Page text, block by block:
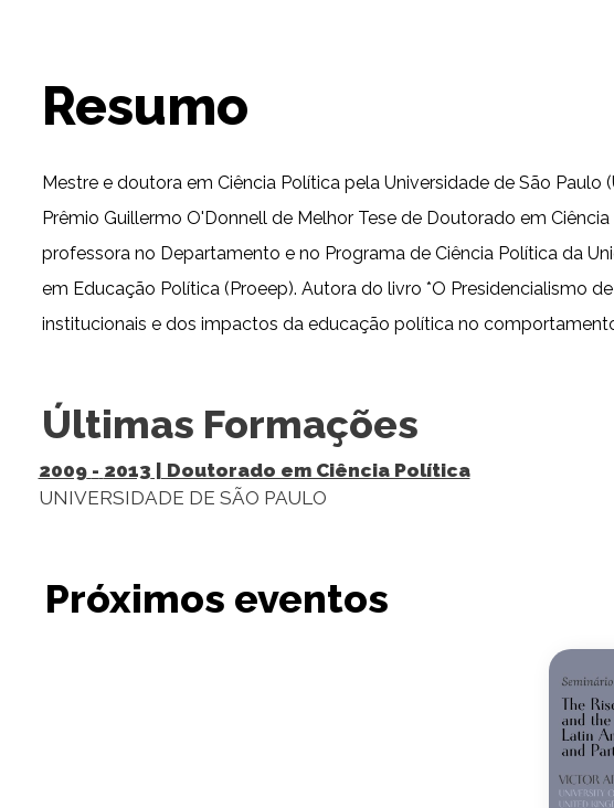
Resumo
Mestre e doutora em Ciência Política pela Universidade de São
Prêmio Guillermo O'Donnell de Melhor Tese de Doutorado em
professora no Departamento e no Programa de Ciência Política da
em Educação Política (Proeep). Autora do livro *O Presidencialismo
institucionais e dos impactos da educação política no
Últimas Formações
2009 - 2013 | Doutorado em Ciência Política
UNIVERSIDADE DE SÃO PAULO
Próximos eventos